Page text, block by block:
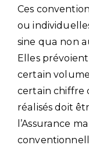
Ces
ou
sine qua non
Elles
certain
certain chiffre
réalisés doit
l’Assurance